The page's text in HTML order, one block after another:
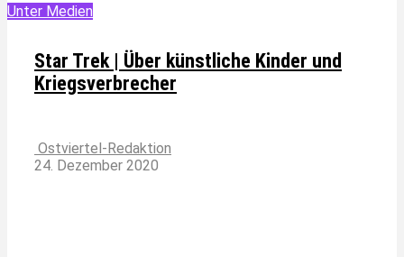
Unter Medien
Star Trek | Über künstliche Kinder und
Kriegsverbrecher
Ostviertel-Redaktion
24. Dezember 2020